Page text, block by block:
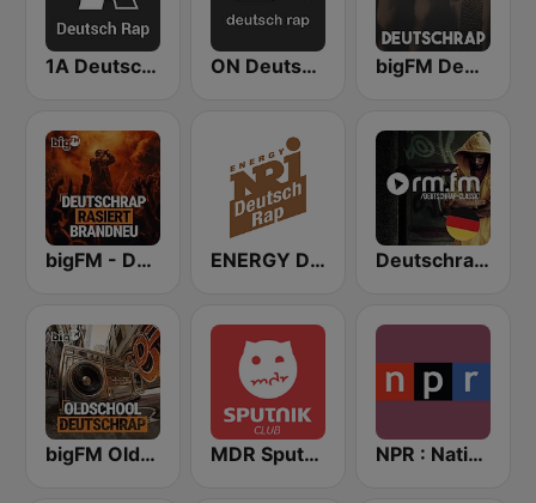
1A Deutsch Rap ON Deutsch Rap bigFM Deutschrap
bigFM - Deutschrap rasiert brandeu ENERGY Deutschrap Deutschrap Classic yb rautemusik
bigFM Oldschool Deutschrap MDR Sputnik Club NPR : National Public Radio